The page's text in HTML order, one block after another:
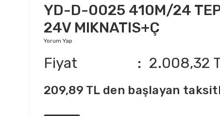
YD-D-0025 410M/24
24V MIKNATIS+Ç
Yorum Yap
Fiyat 2.008,32
209,89 TL den başlayan